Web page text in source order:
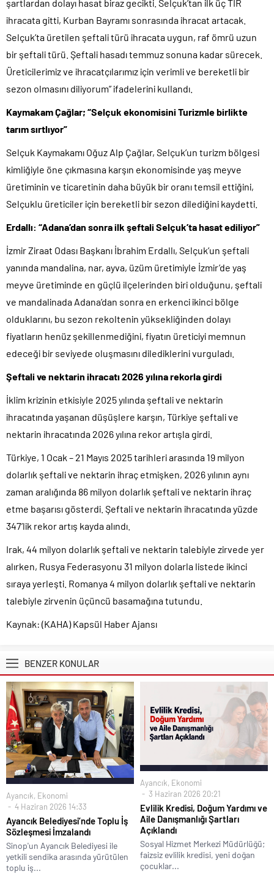
şartlardan dolayı hasat biraz gecikti. Selçuk’tan ilk üç TIR
ihracata gitti, Kurban Bayramı sonrasında ihracat artacak.
Selçuk’ta üretilen şeftali türü ihracata uygun, raf ömrü uzun
bir şeftali türü. Şeftali hasadı temmuz sonuna kadar sürecek.
Üreticilerimiz ve ihracatçılarımız için verimli ve bereketli bir
sezon olmasını diliyorum” ifadelerini kullandı.
Kaymakam Çağlar; “Selçuk ekonomisini Turizmle birlikte
tarım sırtlıyor”
Selçuk Kaymakamı Oğuz Alp Çağlar, Selçuk’un turizm bölgesi
kimliğiyle öne çıkmasına karşın ekonomisinde yaş meyve
üretiminin ve ticaretinin daha büyük bir oranı temsil ettiğini,
Selçuklu üreticiler için bereketli bir sezon dilediğini kaydetti.
Erdallı: “Adana’dan sonra ilk şeftali Selçuk’ta hasat ediliyor”
İzmir Ziraat Odası Başkanı İbrahim Erdallı, Selçuk’un şeftali
yanında mandalina, nar, ayva, üzüm üretimiyle İzmir’de yaş
meyve üretiminde en güçlü ilçelerinden biri olduğunu, şeftali
ve mandalinada Adana’dan sonra en erkenci ikinci bölge
olduklarını, bu sezon rekoltenin yüksekliğinden dolayı
fiyatların henüz şekillenmediğini, fiyatın üreticiyi memnun
edeceği bir seviyede oluşmasını dilediklerini vurguladı.
Şeftali ve nektarin ihracatı 2026 yılına rekorla girdi
İklim krizinin etkisiyle 2025 yılında şeftali ve nektarin
ihracatında yaşanan düşüşlere karşın, Türkiye şeftali ve
nektarin ihracatında 2026 yılına rekor artışla girdi.
Türkiye, 1 Ocak – 21 Mayıs 2025 tarihleri arasında 19 milyon
dolarlık şeftali ve nektarin ihraç etmişken, 2026 yılının aynı
zaman aralığında 86 milyon dolarlık şeftali ve nektarin ihraç
etme başarısı gösterdi. Şeftali ve nektarin ihracatında yüzde
347’lik rekor artış kayda alındı.
Irak, 44 milyon dolarlık şeftali ve nektarin talebiyle zirvede yer
alırken, Rusya Federasyonu 31 milyon dolarla listede ikinci
sıraya yerleşti. Romanya 4 milyon dolarlık şeftali ve nektarin
talebiyle zirvenin üçüncü basamağına tutundu.
Kaynak: (KAHA) Kapsül Haber Ajansı
BENZER KONULAR
Ayancık, Ekonomi
4 Haziran 2026 14:33
Ayancık Belediyesi’nde Toplu İş
Sözleşmesi İmzalandı
Sinop'un Ayancık Belediyesi ile
yetkili sendika arasında yürütülen
toplu iş...
Ayancık, Ekonomi
3 Haziran 2026 20:21
Evlilik Kredisi, Doğum Yardımı ve
Aile Danışmanlığı Şartları
Açıklandı
Sosyal Hizmet Merkezi Müdürlüğü;
faizsiz evlilik kredisi, yeni doğan
çocuklar...